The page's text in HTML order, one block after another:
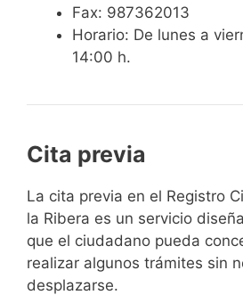
Fax: 987362013
Horario: De lunes a
14:00 h.
Cita previa
​​​​​​​​​​​​​​​​​​​​​​​​​​​​La cita previa en el Registro
la Ribera es un servicio
que el ciudadano pueda
realizar algunos trámites sin
desplazarse.​